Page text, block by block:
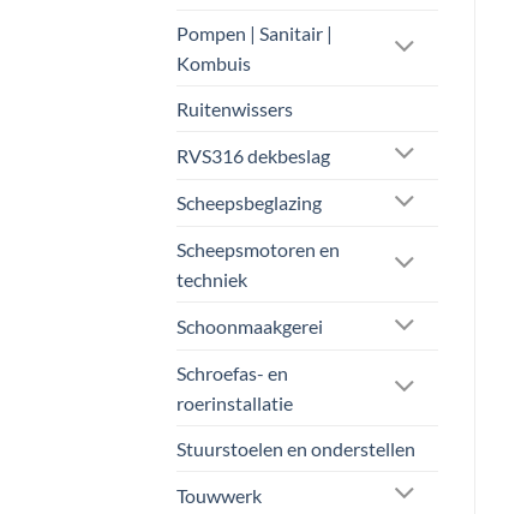
Pompen | Sanitair |
Kombuis
Ruitenwissers
RVS316 dekbeslag
Scheepsbeglazing
Scheepsmotoren en
techniek
Schoonmaakgerei
Schroefas- en
roerinstallatie
Stuurstoelen en onderstellen
Touwwerk
gekozen
productpagina